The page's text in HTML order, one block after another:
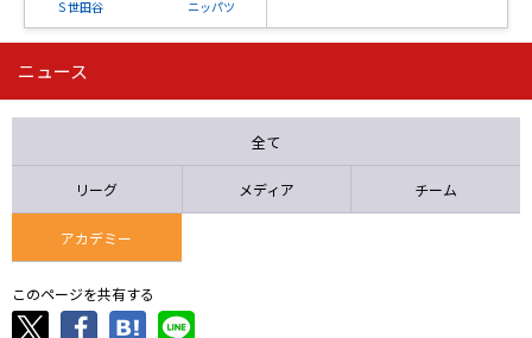
Ｓ世田谷 ニッパツ
第16節 09/05 (土) 15:00
ニッパツ 石人の星
ニュース
全て
リーグ メディア チーム
アカデミー
このページを共有する